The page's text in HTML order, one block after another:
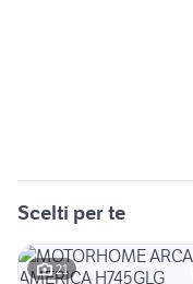
Scelti per te
21